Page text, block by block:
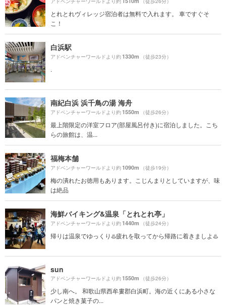
とれとれヴィレッジ宿泊者は無料で入れます。 車ですぐそ
こ！
白浜駅
アドベンチャーワールドより約1330m （徒歩23分）
.
南紀白浜 浜千鳥の湯 海舟
アドベンチャーワールドより約1550m （徒歩26分）
最上階限定の洋室フロア(部屋風呂付き)に宿泊しました。こち
らの旅館は、温...
福梅本舗
アドベンチャーワールドより約1090m （徒歩19分）
梅の潰れたお徳用もあります。こじんまりとしていますが、味
は絶品
海鮮バイキング&温泉「とれとれ亭」
アドベンチャーワールドより約1440m （徒歩24分）
帰りは温泉でゆっくり♨️疲れを取ってから帰路に着きましよ♨️
sun
アドベンチャーワールドより約1550m （徒歩26分）
少し南へ。 和歌山県西牟婁郡白浜町。海の近くにある小さな
パンと焼き菓子の...